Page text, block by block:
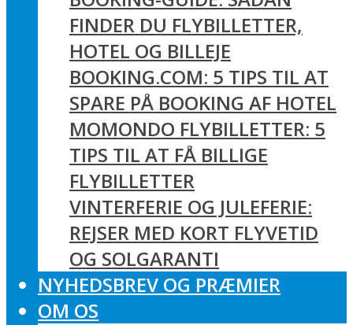
FINDER DU FLYBILLETTER,
HOTEL OG BILLEJE
BOOKING.COM: 5 TIPS TIL AT
SPARE PÅ BOOKING AF HOTEL
MOMONDO FLYBILLETTER: 5
TIPS TIL AT FÅ BILLIGE
FLYBILLETTER
VINTERFERIE OG JULEFERIE:
REJSER MED KORT FLYVETID
OG SOLGARANTI
NYHEDSBREV OG PRÆMIER
OM OS